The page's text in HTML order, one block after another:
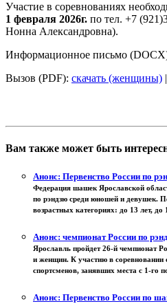
Участие в соревнованиях
1 февраля 2026г. по тел. +7
Нонна Александровна).
Информационное письмо
Вызов (PDF): скачать (женщины) |
Вам также может быть
Анонс: Первенство России по
Федерация шашек Ярославской
по рэндзю среди юношей и девушек.
возрастных категориях: до 13 лет,
Анонс: чемпионат России по
Ярославль пройдет 26-й чемпионат
и женщин. К участию в соревновании
спортсменов, занявших места с 1-го
Анонс: Первенство России по